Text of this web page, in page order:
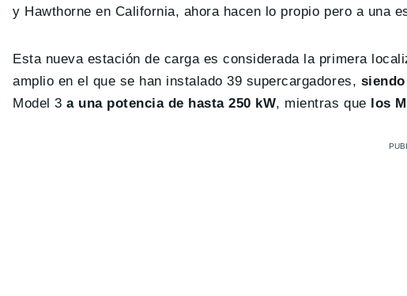
y Hawthorne en California, ahora hacen lo propio pero a una
Esta nueva estación de carga es considerada la primera
amplio en el que se han instalado 39 supercargadores,
Model 3a una potencia de hasta 250 kW, mientras que los